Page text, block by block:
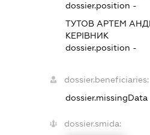
dossier.position -
ТУТОВ АРТЕМ
КЕРІВНИК
dossier.position -
dossier.beneficiaries:
dossier.missingData
dossier.smida: